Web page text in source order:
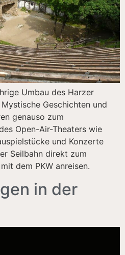
Umbau des Harzer
Geschichten und
genauso zum
Open-Air-Theaters wie
und Konzerte
Seilbahn direkt zum
dem PKW anreisen.
in der